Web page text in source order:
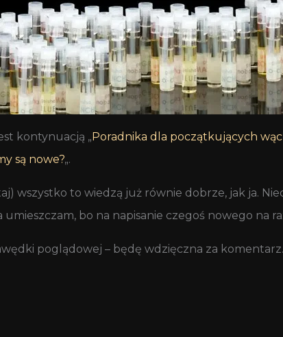
kontynuacją „Poradnika dla początkujących
są nowe?„.
wszystko to wiedzą już równie dobrze, jak ja.
bo na napisanie czegoś nowego na
poglądowej – będę wdzięczna za komentarz.